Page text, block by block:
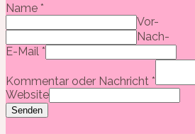
Name *
Vor-
Nach-
E-Mail *
Kommentar oder Nachricht *
Website
Senden